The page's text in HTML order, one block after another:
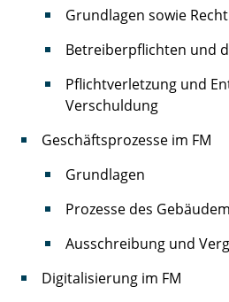
Grundlagen sowie
Betreiberpflichten und
Pflichtverletzung und
Verschuldung
Geschäftsprozesse im FM
Grundlagen
Prozesse des
Ausschreibung und
Digitalisierung im FM